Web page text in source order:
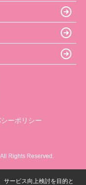
ーポリシー
Rights Reserved.
サービス向上検討を目的と